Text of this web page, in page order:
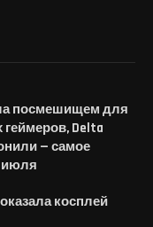
посмешищем для
Delta
— самое
июля
косплей